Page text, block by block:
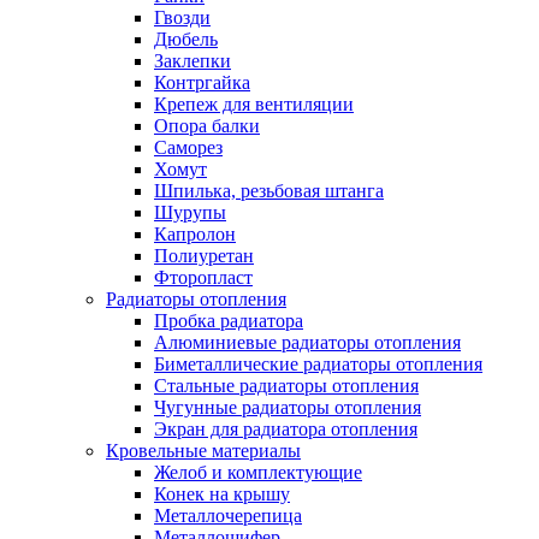
Гвозди
Дюбель
Заклепки
Контргайка
Крепеж для вентиляции
Опора балки
Саморез
Хомут
Шпилька, резьбовая штанга
Шурупы
Капролон
Полиуретан
Фторопласт
Радиаторы отопления
Пробка радиатора
Алюминиевые радиаторы отопления
Биметаллические радиаторы отопления
Стальные радиаторы отопления
Чугунные радиаторы отопления
Экран для радиатора отопления
Кровельные материалы
Желоб и комплектующие
Конек на крышу
Металлочерепица